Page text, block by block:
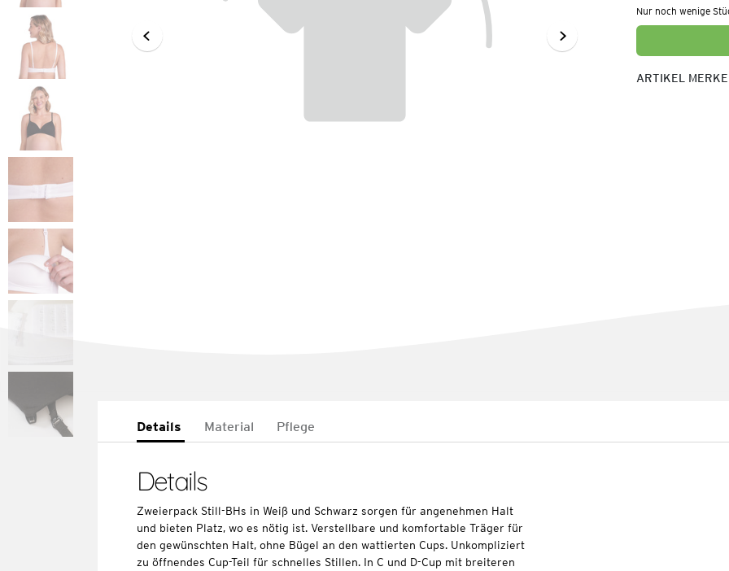
Nur noch wenige
ARTIKEL
Details Material Pflege
Details
Zweierpack Still-BHs in Weiß und Schwarz sorgen für angenehmen Halt
und bieten Platz, wo es nötig ist. Verstellbare und komfortable Träger für
den gewünschten Halt, ohne Bügel an den wattierten Cups. Unkompliziert
zu öffnendes Cup-Teil für schnelles Stillen. In C und D-Cup mit breiteren